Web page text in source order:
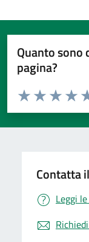
Quanto sono
pagina?
Valuta da 1 a 5 stelle
Valuta 3
Valuta 2
Valuta 1 stelle
Contatta
Leggi